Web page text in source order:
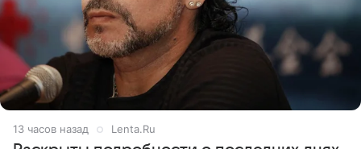
13 часов назад Lenta.Ru